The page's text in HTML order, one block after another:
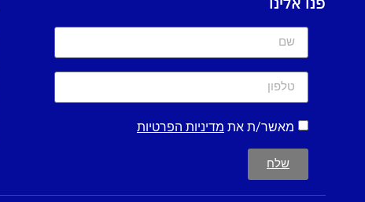
מאשר/ת את מדיניות הפרטיות
שלח